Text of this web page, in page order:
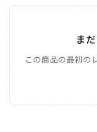
ま
この商品の最初の